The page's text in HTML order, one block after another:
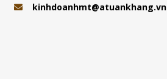
kinhdoanhmt@atuankhang.vn